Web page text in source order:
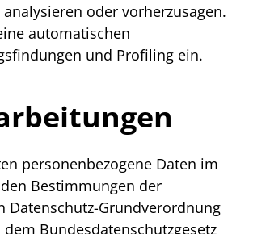
oder vorherzusagen.
automatischen
und Profiling ein.
personenbezogene Daten im
Bestimmungen der
Datenschutz-Grundverordnung
dem Bundesdatenschutzgesetz